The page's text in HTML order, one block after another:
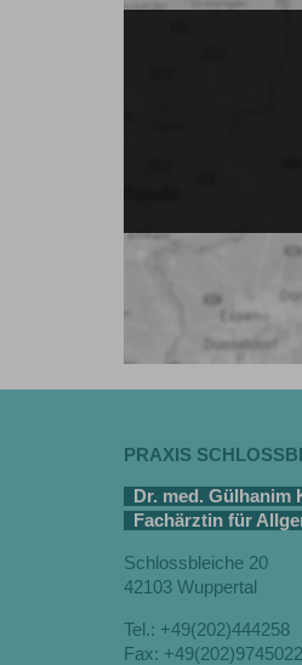
PRAXIS
Dr. med. Gülhanim
Fachärztin für
Schlossbleiche 20
42103 Wuppertal
Tel.: +49(202)444258
Fax: +49(202)9745022